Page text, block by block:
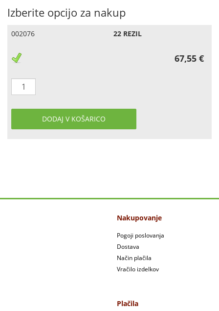
Izberite opcijo za nakup
002076 22 REZIL
67,55 €
DODAJ V KOŠARICO
Nakupovanje
Pogoji poslovanja
Dostava
Način plačila
Vračilo izdelkov
Plačila